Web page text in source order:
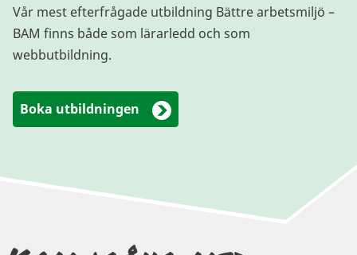
Vår mest efterfrågade utbildning Bättre arbetsmiljö –
BAM finns både som lärarledd och som
webbutbildning.
Boka utbildningen